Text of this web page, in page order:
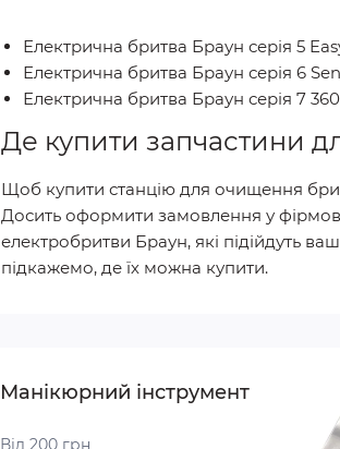
Електрична бритва Браун серія 5
Електрична бритва Браун серія 6
Електрична бритва Браун серія 7
Де купити запчастини
Щоб купити станцію для очищення
Досить оформити замовлення у
електробритви Браун, які підійдуть
підкажемо, де їх можна купити.
Манікюрний інструмент
Від 200 грн